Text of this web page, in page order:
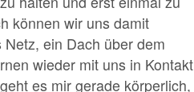
können wir uns damit
ein Dach über dem
wieder mit uns in Kontakt
es mir gerade körperlich,